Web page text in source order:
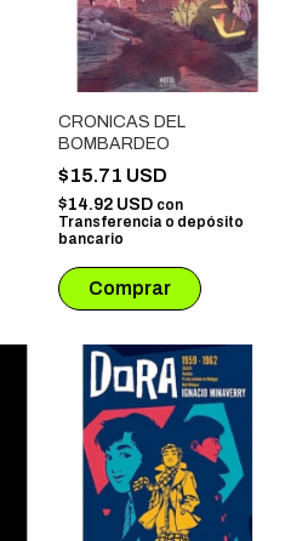
CRONICAS DEL
BOMBARDEO
$15.71 USD
$14.92 USD con
Transferencia o depósito
bancario